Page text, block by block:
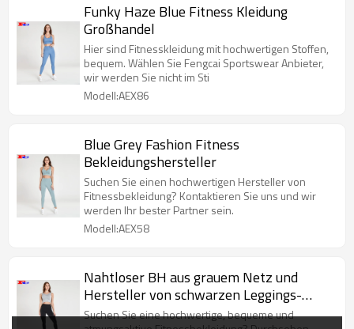
Funky Haze Blue Fitness Kleidung
Großhandel
Hier sind Fitnesskleidung mit hochwertigen Stoffen,
bequem. Wählen Sie Fengcai Sportswear Anbieter,
wir werden Sie nicht im Sti
Modell:AEX86
Blue Grey Fashion Fitness
Bekleidungshersteller
Suchen Sie einen hochwertigen Hersteller von
Fitnessbekleidung? Kontaktieren Sie uns und wir
werden Ihr bester Partner sein.
Modell:AEX58
Nahtloser BH aus grauem Netz und
Hersteller von schwarzen Leggings-
Fitnessbekleidung
Suchen Sie eine hochwertige, bequeme und